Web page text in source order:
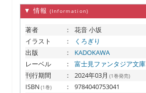
▼ 情報 (Information)
著者 ：
花音 小坂
イラスト
：
くろぎり
出版
：
KADOKAWA
レーベル
：
富士見ファンタジア文庫
刊行期間
： 2024年03月 (1巻発売)
ISBN (1巻) ：
9784040753041